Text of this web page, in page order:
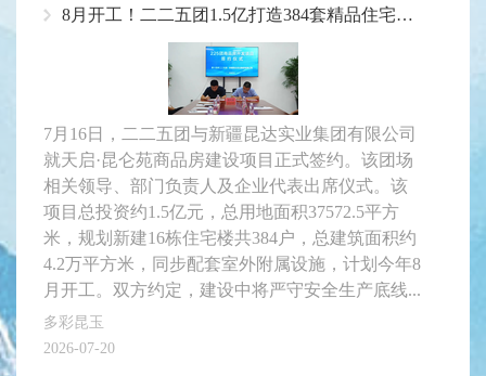
8月开工！二二五团1.5亿打造384套精品住宅，城镇配套迎重磅升级
7月16日，二二五团与新疆昆达实业集团有限公司
就天启·昆仑苑商品房建设项目正式签约。该团场
相关领导、部门负责人及企业代表出席仪式。该
项目总投资约1.5亿元，总用地面积37572.5平方
米，规划新建16栋住宅楼共384户，总建筑面积约
4.2万平方米，同步配套室外附属设施，计划今年8
月开工。双方约定，建设中将严守安全生产底线...
多彩昆玉
2026-07-20